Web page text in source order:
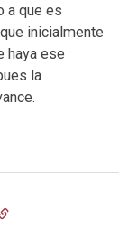
a que es
inicialmente
haya ese
la